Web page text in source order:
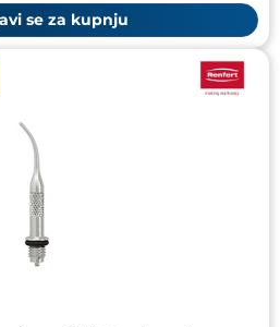
se za kupnju